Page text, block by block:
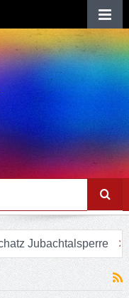
Jubachtalsperre